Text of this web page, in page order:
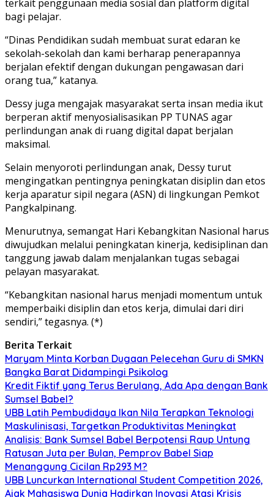
terkait penggunaan media sosial dan platform digital
bagi pelajar.
“Dinas Pendidikan sudah membuat surat edaran ke
sekolah-sekolah dan kami berharap penerapannya
berjalan efektif dengan dukungan pengawasan dari
orang tua,” katanya.
Dessy juga mengajak masyarakat serta insan media ikut
berperan aktif menyosialisasikan PP TUNAS agar
perlindungan anak di ruang digital dapat berjalan
maksimal.
Selain menyoroti perlindungan anak, Dessy turut
mengingatkan pentingnya peningkatan disiplin dan etos
kerja aparatur sipil negara (ASN) di lingkungan Pemkot
Pangkalpinang.
Menurutnya, semangat Hari Kebangkitan Nasional harus
diwujudkan melalui peningkatan kinerja, kedisiplinan dan
tanggung jawab dalam menjalankan tugas sebagai
pelayan masyarakat.
“Kebangkitan nasional harus menjadi momentum untuk
memperbaiki disiplin dan etos kerja, dimulai dari diri
sendiri,” tegasnya. (*)
Berita Terkait
Maryam Minta Korban Dugaan Pelecehan Guru di SMKN
Bangka Barat Didampingi Psikolog
Kredit Fiktif yang Terus Berulang, Ada Apa dengan Bank
Sumsel Babel?
UBB Latih Pembudidaya Ikan Nila Terapkan Teknologi
Maskulinisasi, Targetkan Produktivitas Meningkat
Analisis: Bank Sumsel Babel Berpotensi Raup Untung
Ratusan Juta per Bulan, Pemprov Babel Siap
Menanggung Cicilan Rp293 M?
UBB Luncurkan International Student Competition 2026,
Ajak Mahasiswa Dunia Hadirkan Inovasi Atasi Krisis